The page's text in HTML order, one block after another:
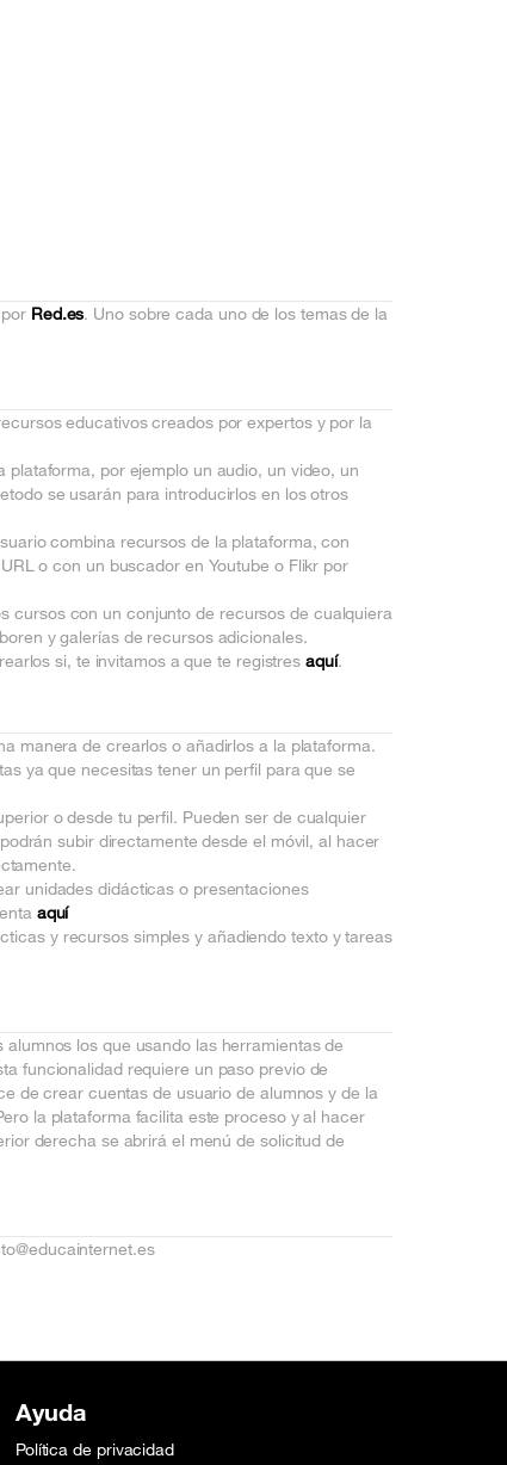
Red.es. Uno sobre cada uno de los temas de la
educativos creados por expertos y por la
por ejemplo un audio, un video, un
se usarán para introducirlos en los otros
combina recursos de la plataforma, con
o con un buscador en Youtube o Flikr por
cursos con un conjunto de recursos de cualquiera
y galerías de recursos adicionales.
si, te invitamos a que te registresaquí.
manera de crearlos o añadirlos a la plataforma.
ya que necesitas tener un perfil para que se
o desde tu perfil. Pueden ser de cualquier
subir directamente desde el móvil, al hacer
unidades didácticas o presentaciones
aquí
y recursos simples y añadiendo texto y tareas
los que usando las herramientas de
funcionalidad requiere un paso previo de
de crear cuentas de usuario de alumnos y de la
la plataforma facilita este proceso y al hacer
derecha se abrirá el menú de solicitud de
Ayuda
Política de privacidad